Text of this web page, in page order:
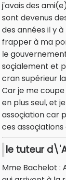
j'avais des
sont devenus
des années il y
frapper à ma
le
soçialement et
cran supérieur
Car je me
en plus seul, et
assoçiation car
ces
le tuteur
Mme Bachelot :